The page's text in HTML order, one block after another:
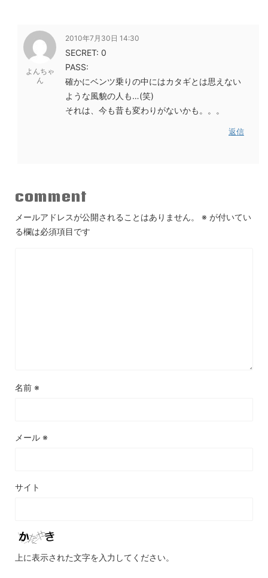
よんちゃ
ん
2010年7月30日 14:30
SECRET: 0
PASS:
確かにベンツ乗りの中にはカタギとは思えない
ような風貌の人も…(笑)
それは、今も昔も変わりがないかも。。。
返信
comment
メールアドレスが公開されることはありません。 ※ が付いてい
る欄は必須項目です
名前 ※
メール ※
サイト
上に表示された文字を入力してください。